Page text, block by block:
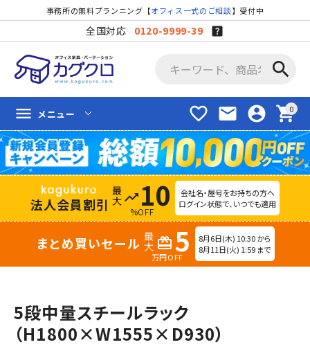
事務所の無料プランニング【オフィス一式のご相談】受付中
全国対応 0120-9999-39
search
favorite_border mail account_circle shopping_cart
menu メニュー
法人会員割引 trending_up 10
%OFF
会社名・屋号をお持ちの方へ
ログイン状態で、いつでも適用
まとめ買いセール redeem 5
万円OFF
8月6日(木) 10:30 から
8月11日(火) 1:59 まで
5段中量スチールラック
（H1800×W1555×D930）